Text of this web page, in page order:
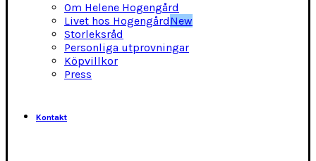
Om Helene Hogengård
Livet hos HogengårdNew
Storleksråd
Personliga utprovningar
Köpvillkor
Press
Kontakt